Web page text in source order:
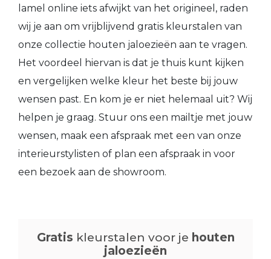
lamel online iets afwijkt van het origineel, raden
wij je aan om vrijblijvend gratis kleurstalen van
onze collectie houten jaloezieën aan te vragen.
Het voordeel hiervan is dat je thuis kunt kijken
en vergelijken welke kleur het beste bij jouw
wensen past. En kom je er niet helemaal uit? Wij
helpen je graag. Stuur ons een mailtje met jouw
wensen, maak een afspraak met een van onze
interieurstylisten of plan een afspraak in voor
een bezoek aan de showroom.
Gratis kleurstalen voor je houten
jaloezieën